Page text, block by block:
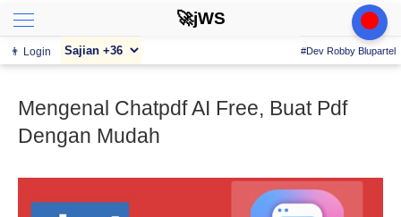
🚀jWS
👨 Login #Dev Robby Blupartel
Mengenal Chatpdf AI Free, Buat Pdf
Dengan Mudah